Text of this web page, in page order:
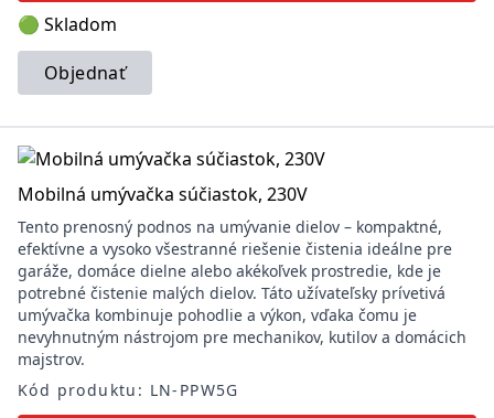
🟢 Skladom
Objednať
Mobilná umývačka súčiastok, 230V
Tento prenosný podnos na umývanie dielov – kompaktné,
efektívne a vysoko všestranné riešenie čistenia ideálne pre
garáže, domáce dielne alebo akékoľvek prostredie, kde je
potrebné čistenie malých dielov. Táto užívateľsky prívetivá
umývačka kombinuje pohodlie a výkon, vďaka čomu je
nevyhnutným nástrojom pre mechanikov, kutilov a domácich
majstrov.
Kód produktu: LN-PPW5G